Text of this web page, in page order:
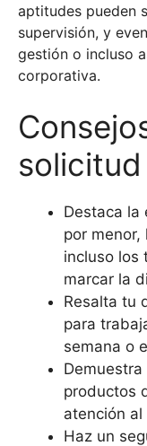
aptitudes pueden
supervisión, y
gestión o incluso
corporativa.
Destaca la
por
incluso los
marcar la
Resalta tu
para
semana o
productos
atención
Haz un